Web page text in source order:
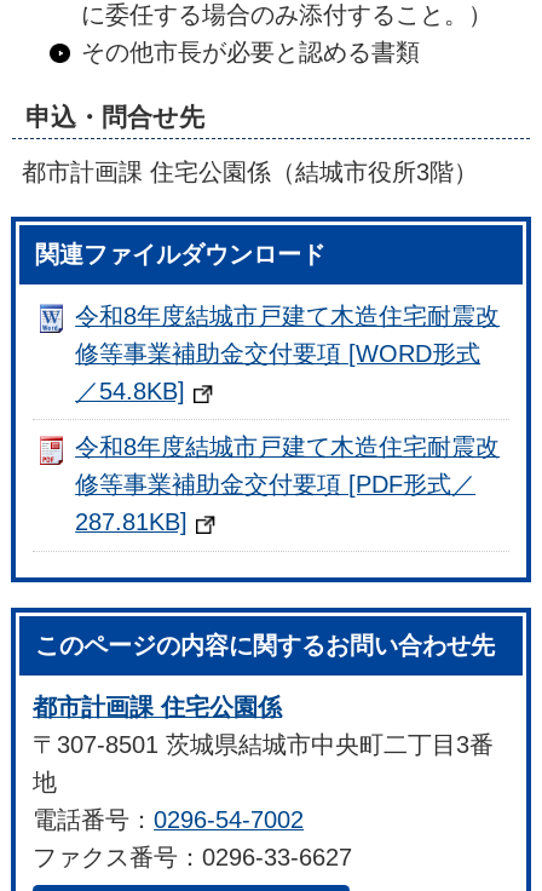
に委任する場合のみ添付すること。）
その他市長が必要と認める書類
申込・問合せ先
都市計画課 住宅公園係（結城市役所3階）
関連ファイルダウンロード
令和8年度結城市戸建て木造住宅耐震改
修等事業補助金交付要項 [WORD形式
／54.8KB]
令和8年度結城市戸建て木造住宅耐震改
修等事業補助金交付要項 [PDF形式／
287.81KB]
このページの内容に関するお問い合わせ先
都市計画課 住宅公園係
〒307-8501 茨城県結城市中央町二丁目3番
地
電話番号：0296-54-7002
ファクス番号：0296-33-6627